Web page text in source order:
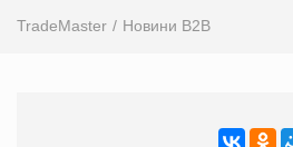
TradeMaster Новини B2B